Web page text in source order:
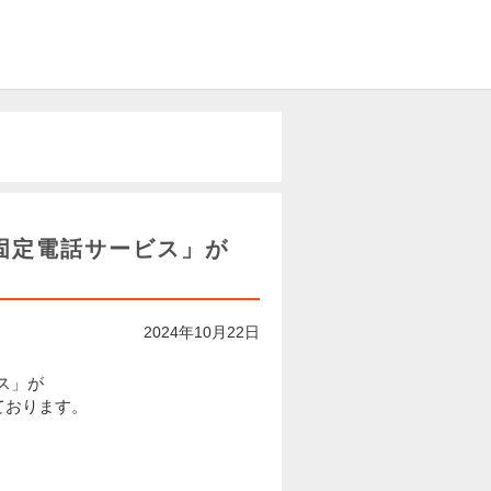
電話サービス」が
2024年10月22日
」が
ります。